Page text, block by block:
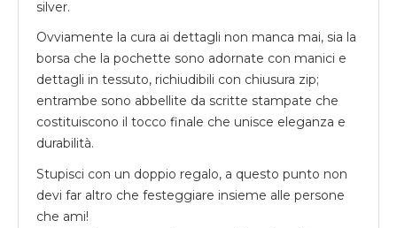
silver.
Ovviamente la cura ai dettagli non manca mai, sia la
borsa che la pochette sono adornate con manici e
dettagli in tessuto, richiudibili con chiusura zip;
entrambe sono abbellite da scritte stampate che
costituiscono il tocco finale che unisce eleganza e
durabilità.
Stupisci con un doppio regalo, a questo punto non
devi far altro che festeggiare insieme alle persone
che ami!